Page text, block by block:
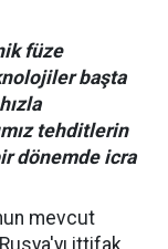
füze
başta
tehditlerin
dönemde icra
mevcut